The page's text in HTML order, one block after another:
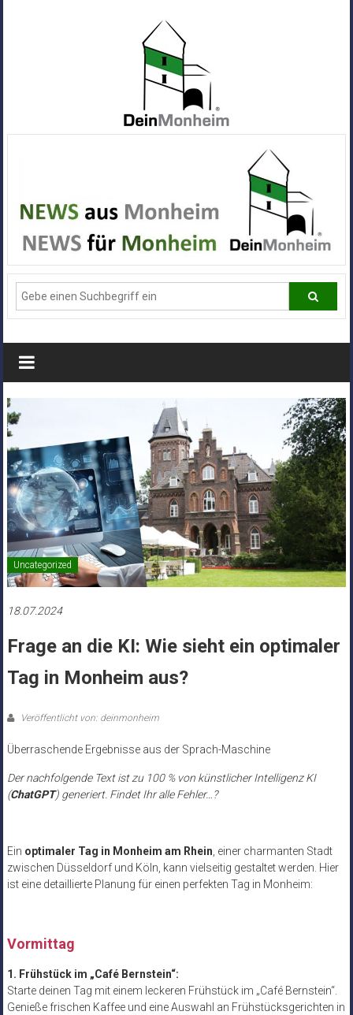
Alle
News
aus
Deiner
Stadt
Monheim
Uncategorized
18.07.2024
Frage an die KI: Wie sieht ein optimaler
Tag in Monheim aus?
Veröffentlicht von: deinmonheim
Überraschende Ergebnisse aus der Sprach-Maschine
Der nachfolgende Text ist zu 100 % von künstlicher Intelligenz KI
(ChatGPT) generiert. Findet Ihr alle Fehler…?
Ein optimaler Tag in Monheim am Rhein, einer charmanten Stadt
zwischen Düsseldorf und Köln, kann vielseitig gestaltet werden. Hier
ist eine detaillierte Planung für einen perfekten Tag in Monheim:
Vormittag
1. Frühstück im „Café Bernstein“:
Starte deinen Tag mit einem leckeren Frühstück im „Café Bernstein“.
Genieße frischen Kaffee und eine Auswahl an Frühstücksgerichten in